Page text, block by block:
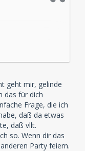
es
ist es ja ok
Thread"
sich ausheulen
länger als 24h
geht mir, gelinde
das für dich
Frage, die ich
daß da etwas
daß vllt.
so. Wenn dir das
Party feiern.